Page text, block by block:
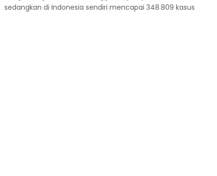
sedangkan di Indonesia sendiri mencapai 348.809 kasus